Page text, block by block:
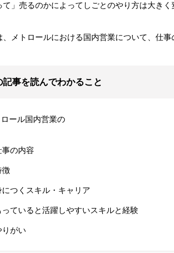
て」売るのかによってしごとのやり方は大きく
、メトロールにおける国内営業について、仕
記事を読んでわかること
ロール国内営業の
事の内容
徴
につくスキル・キャリア
っていると活躍しやすいスキルと経験
りがい